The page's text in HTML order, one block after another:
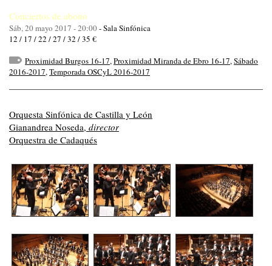
Conciertos de abono
Sáb, 20 mayo 2017 - 20:00-Sala Sinfónica
12 / 17 / 22 / 27 / 32 / 35 €
Proximidad Burgos 16-17,Proximidad Miranda de Ebro 16-17,Sábado
2016-2017,Temporada OSCyL 2016-2017
Orquesta Sinfónica de Castilla y León
Gianandrea Noseda, director
Orquestra de Cadaqués